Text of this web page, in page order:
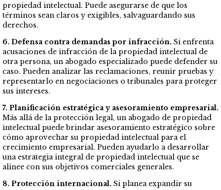
propiedad intelectual. Puede asegurarse de que los
términos sean claros y exigibles, salvaguardando sus
derechos.
6. Defensa contra demandas por infracción. Si enfrenta
acusaciones de infracción de la propiedad intelectual de
otra persona, un abogado especializado puede defender su
caso. Pueden analizar las reclamaciones, reunir pruebas y
representarlo en negociaciones o tribunales para proteger
sus intereses.
7. Planificación estratégica y asesoramiento empresarial.
Más allá de la protección legal, un abogado de propiedad
intelectual puede brindar asesoramiento estratégico sobre
cómo aprovechar su propiedad intelectual para el
crecimiento empresarial. Pueden ayudarlo a desarrollar
una estrategia integral de propiedad intelectual que se
alinee con sus objetivos comerciales generales.
8. Protección internacional. Si planea expandir su